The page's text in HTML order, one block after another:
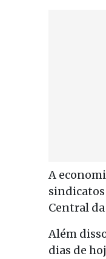
A
sindicatos
Central
Além
dias de